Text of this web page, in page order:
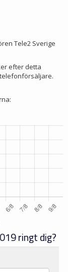
Tele2 Sverige
efter detta
ringt dig?